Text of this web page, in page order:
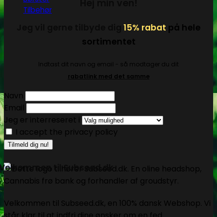
Tilbehør
15% rabat på hele
sortimentet
Indtast dit navn og email - så modtager du dit
rabatlink med det samme
Navn
Email
Jeg er interreseret i
I accept the privacy policy
til Subseed.dk
Velkommen til Subseed.dk, en 100% dansk Webshop. Vi